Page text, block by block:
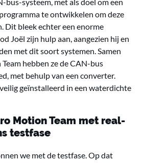
te ontwikkelen om deze
Dit bleek echter een enorme
Joël zijn hulp aan, aangezien hij en
met dit soort systemen. Samen
hebben ze de CAN-bus
met behulp van een converter.
geïnstalleerd in een waterdichte
Motion Team met real-
testfase
we met de testfase. Op dat